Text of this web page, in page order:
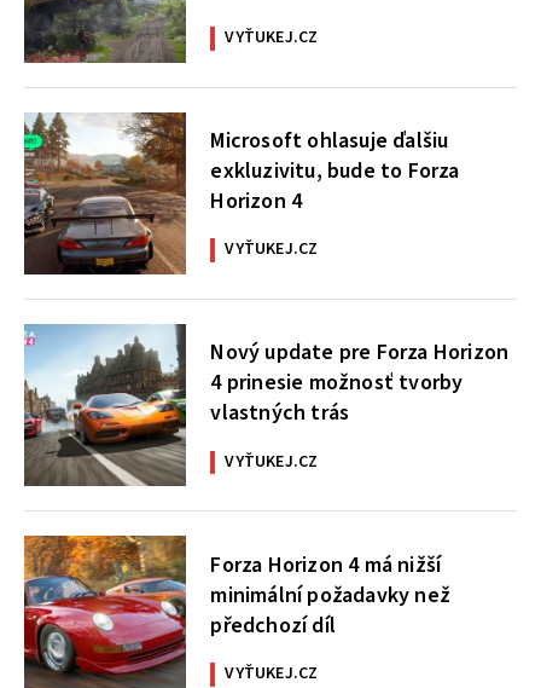
VYŤUKEJ.CZ
Microsoft ohlasuje ďalšiu
exkluzivitu, bude to Forza
Horizon 4
VYŤUKEJ.CZ
Nový update pre Forza Horizon
4 prinesie možnosť tvorby
vlastných trás
VYŤUKEJ.CZ
Forza Horizon 4 má nižší
minimální požadavky než
předchozí díl
VYŤUKEJ.CZ